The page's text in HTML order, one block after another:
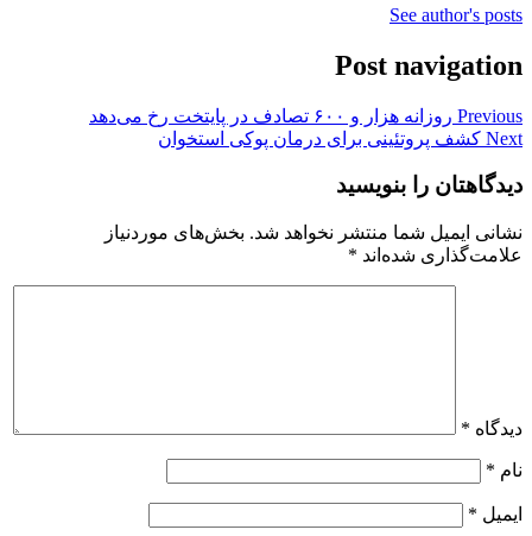
See author's posts
Post navigation
Previous روزانه هزار و ۶۰۰ تصادف در پایتخت رخ می‌دهد
Next کشف پروتئینی برای درمان پوکی استخوان
دیدگاهتان را بنویسید
نشانی ایمیل شما منتشر نخواهد شد. بخش‌های موردنیاز
علامت‌گذاری شده‌اند *
دیدگاه *
نام *
ایمیل *